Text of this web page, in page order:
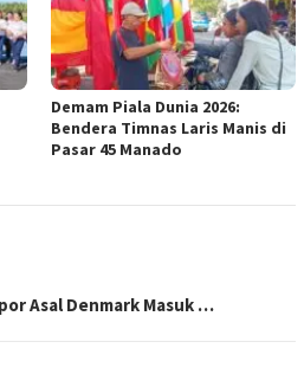
Demam Piala Dunia 2026:
Bendera Timnas Laris Manis di
Pasar 45 Manado
Asal Denmark Masuk …